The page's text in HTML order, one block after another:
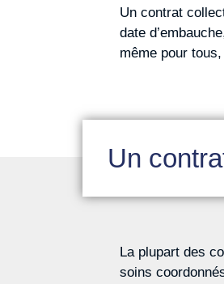
Un contrat
date
même pour
Un
La plupart des
soins